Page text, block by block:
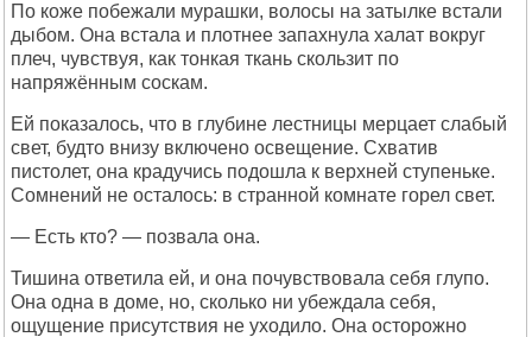
По коже побежали мурашки, волосы на затылке встали
дыбом. Она встала и плотнее запахнула халат вокруг
плеч, чувствуя, как тонкая ткань скользит по
напряжённым соскам.
Ей показалось, что в глубине лестницы мерцает слабый
свет, будто внизу включено освещение. Схватив
пистолет, она крадучись подошла к верхней ступеньке.
Сомнений не осталось: в странной комнате горел свет.
— Есть кто? — позвала она.
Тишина ответила ей, и она почувствовала себя глупо.
Она одна в доме, но, сколько ни убеждала себя,
ощущение присутствия не уходило. Она осторожно